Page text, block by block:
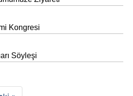
Kongresi
Söyleşi